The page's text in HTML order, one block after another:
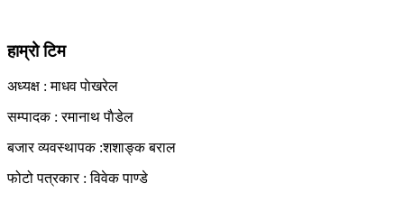
हाम्रो टिम
अध्यक्ष : माधव पाेखरेल
सम्पादक : रमानाथ पाैडेल
बजार व्यवस्थापक :शशाङ्क बराल
फोटो पत्रकार : विवेक पाण्डे